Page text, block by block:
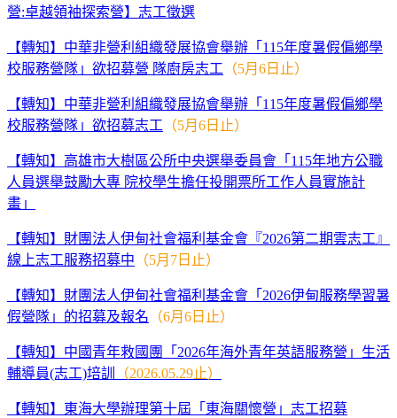
營:卓越領袖探索營】志工徵選
【轉知】中華非營利組織發展協會舉辦「115年度暑假偏鄉學
校服務營隊」欲招募營 隊廚房志工 （5月6日止）
【轉知】中華非營利組織發展協會舉辦「115年度暑假偏鄉學
校服務營隊」欲招募志工 （5月6日止）
【轉知】高雄市大樹區公所中央選舉委員會「115年地方公職
人員選舉鼓勵大專 院校學生擔任投開票所工作人員實施計
畫」
【轉知】財團法人伊甸社會福利基金會『2026第二期雲志工』
線上志工服務招募中 （5月7日止）
【轉知】財團法人伊甸社會福利基金會「2026伊甸服務學習暑
假營隊」的招募及報名 （6月6日止）
【轉知】中國青年救國團「2026年海外青年英語服務營」生活
輔導員(志工)培訓
（2026.05.29止）
【轉知】東海大學辦理第十屆「東海關懷營」志工招募